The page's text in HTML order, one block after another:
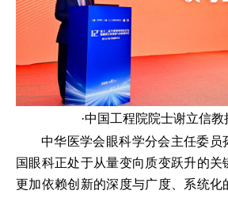
·中国工程院院士谢立信
中华医学会眼科学分会主任委员
国眼科正处于从量变向质变跃升的关
更加依赖创新的深度与广度、系统化